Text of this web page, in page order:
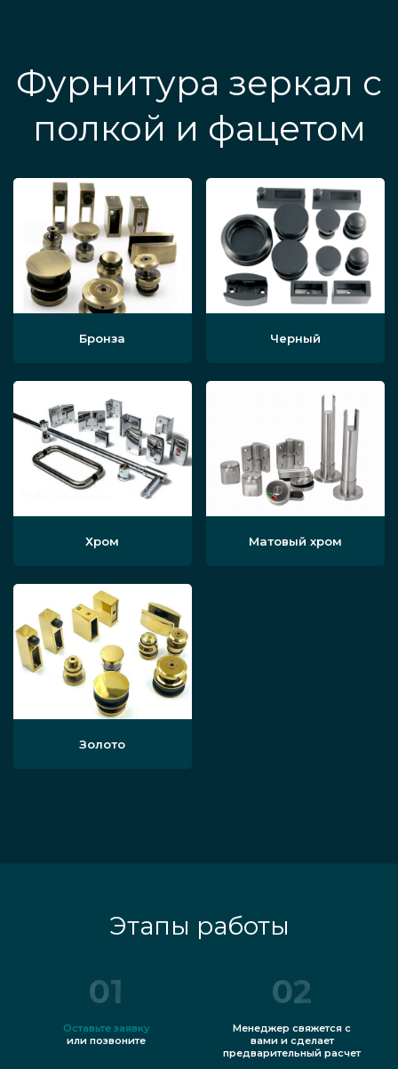
Фурнитура зеркал с
полкой и фацетом
Бронза Черный
Хром Матовый хром
Золото
Этапы работы
01
Оставьте заявку
или позвоните
02
Менеджер свяжется с
вами и сделает
предварительный расчет